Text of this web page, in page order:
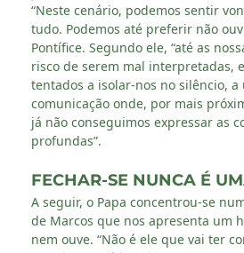
“Neste cenário, podemos sentir
tudo. Podemos até preferir não
Pontífice. Segundo ele, “até as
risco de serem mal interpretadas,
tentados a isolar-nos no silêncio,
comunicação onde, por mais
já não conseguimos expressar as
profundas”.
FECHAR-SE NUNCA É
A seguir, o Papa concentrou-se
de Marcos que nos apresenta um
nem ouve. “Não é ele que vai ter